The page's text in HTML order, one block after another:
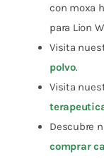
con moxa
para Lion
Visita
polvo.
Visita
Descubre
comprar